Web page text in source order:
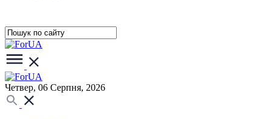
Четвер, 06 Серпня, 2026